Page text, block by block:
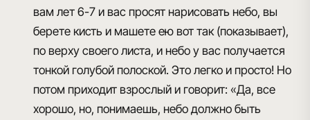
вам лет 6-7 и вас просят нарисовать небо, вы
берете кисть и машете ею вот так (показывает),
по верху своего листа, и небо у вас получается
тонкой голубой полоской. Это легко и просто! Но
потом приходит взрослый и говорит: «Да, все
хорошо, но, понимаешь, небо должно быть